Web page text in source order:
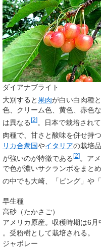
ダイアナブライト
大別すると果肉が白い白肉種
色、クリーム色、黄色、赤色
は異なる [2] 。日本で栽培され
肉種で、甘さと酸味を併せ持
リカ合衆国やイタリアの栽培
が強いのが特徴である[2]。ア
で色が濃いサクランボをまと
の中でも大崎、「ビング」や
早生種
高砂（たかさご）
アメリカ原産。収穫時期は6
。受粉樹として栽培される。
ジャボレー